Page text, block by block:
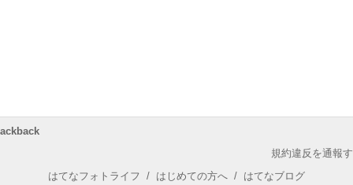
規約違反を通報
はてなフォトライフ / はじめての方へ / はてなブログ